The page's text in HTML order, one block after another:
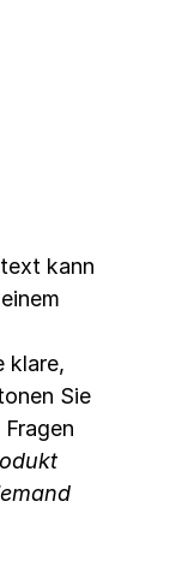
kann
klare,
Sie